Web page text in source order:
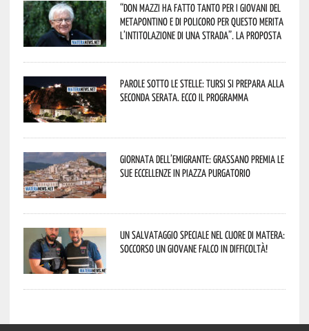
“Don Mazzi ha fatto tanto per i giovani del
Metapontino e di Policoro per questo merita
l’intitolazione di una strada”. La proposta
Parole sotto le stelle: Tursi si prepara alla
seconda serata. Ecco il programma
Giornata dell’Emigrante: Grassano premia le
sue eccellenze in Piazza Purgatorio
Un salvataggio speciale nel cuore di Matera:
soccorso un giovane falco in difficoltà!